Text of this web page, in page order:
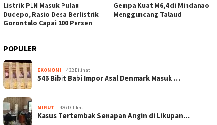
Listrik PLN Masuk Pulau
Dudepo, Rasio Desa Berlistrik
Gorontalo Capai 100 Persen
Gempa Kuat M6,4 di Mindanao
Mengguncang Talaud
POPULER
EKONOMI 432 Dilihat
546 Bibit Babi Impor Asal Denmark Masuk …
MINUT 426 Dilihat
Kasus Tertembak Senapan Angin di Likupan…